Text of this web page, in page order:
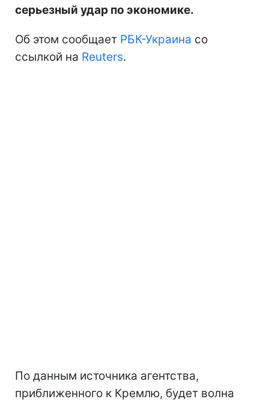
серьезный удар по экономике.
Об этом сообщает РБК-Украина со
ссылкой на Reuters.
По данным источника агентства,
приближенного к Кремлю, будет волна